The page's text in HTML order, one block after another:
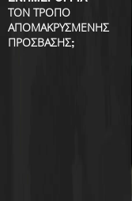
ΤΟΝ ΤΡΟΠΟ
ΑΠΟΜΑΚΡΥΣΜΕΝΗΣ
ΠΡΟΣΒΑΣΗΣ;